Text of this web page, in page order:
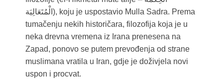
الْمُتَعَالِيَة), koju je uspostavio Mulla Sadra. Prema
tumačenju nekih historičara, filozofija koja je u
neka drevna vremena iz Irana prenesena na
Zapad, ponovo se putem prevođenja od strane
muslimana vratila u Iran, gdje je doživjela novi
uspon i procvat.